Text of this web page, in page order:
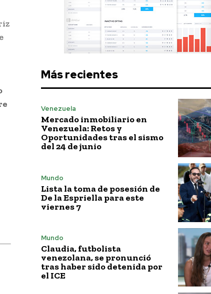
Más recientes
Venezuela
Mercado inmobiliario en
Venezuela: Retos y
Oportunidades tras el sismo
del 24 de junio
Mundo
Lista la toma de posesión de
De la Espriella para este
viernes 7
Mundo
Claudia, futbolista
venezolana, se pronunció
tras haber sido detenida por
el ICE